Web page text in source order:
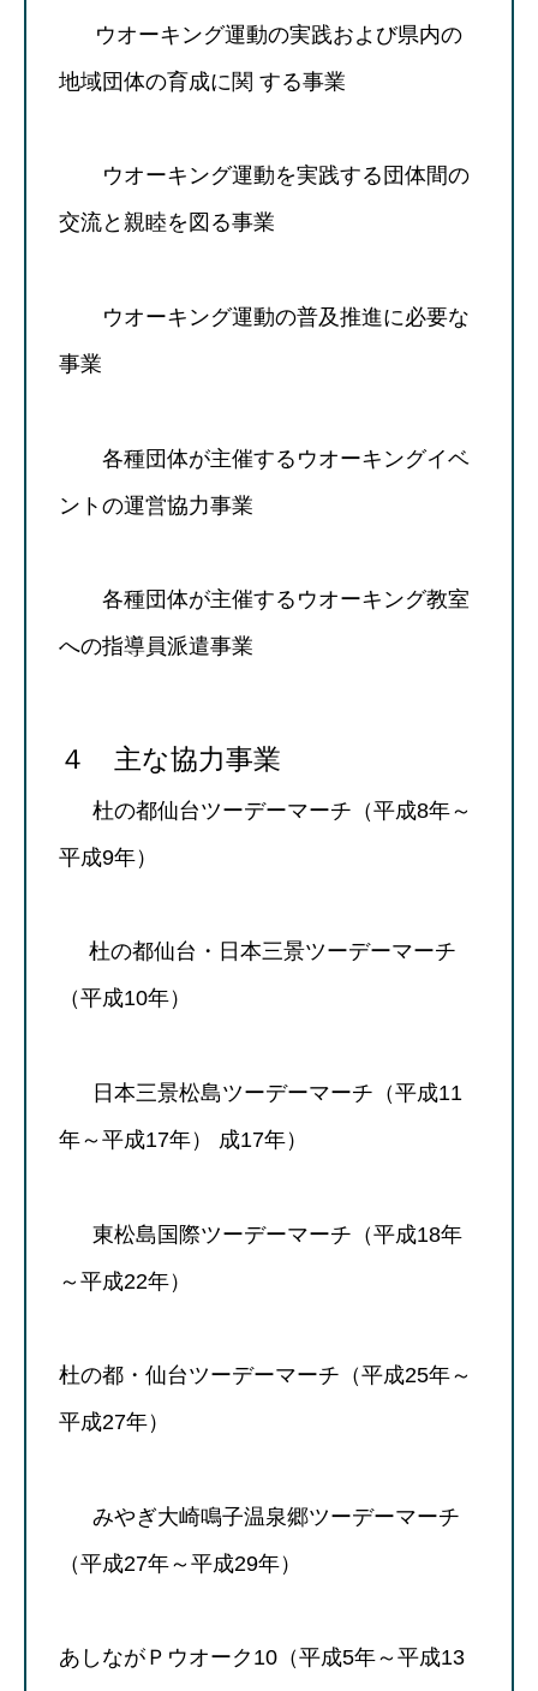
ウオーキング運動の実践および県内の
地域団体の育成に関 する事業
ウオーキング運動を実践する団体間の
交流と親睦を図る事業
ウオーキング運動の普及推進に必要な
事業
各種団体が主催するウオーキングイベ
ントの運営協力事業
各種団体が主催するウオーキング教室
への指導員派遣事業
４ 主な協力事業
杜の都仙台ツーデーマーチ（平成8年～
平成9年）
杜の都仙台・日本三景ツーデーマーチ
（平成10年）
日本三景松島ツーデーマーチ（平成11
年～平成17年） 成17年）
東松島国際ツーデーマーチ（平成18年
～平成22年）
杜の都・仙台ツーデーマーチ（平成25年～
平成27年）
みやぎ大崎鳴子温泉郷ツーデーマーチ
（平成27年～平成29年）
あしながＰウオーク10（平成5年～平成13